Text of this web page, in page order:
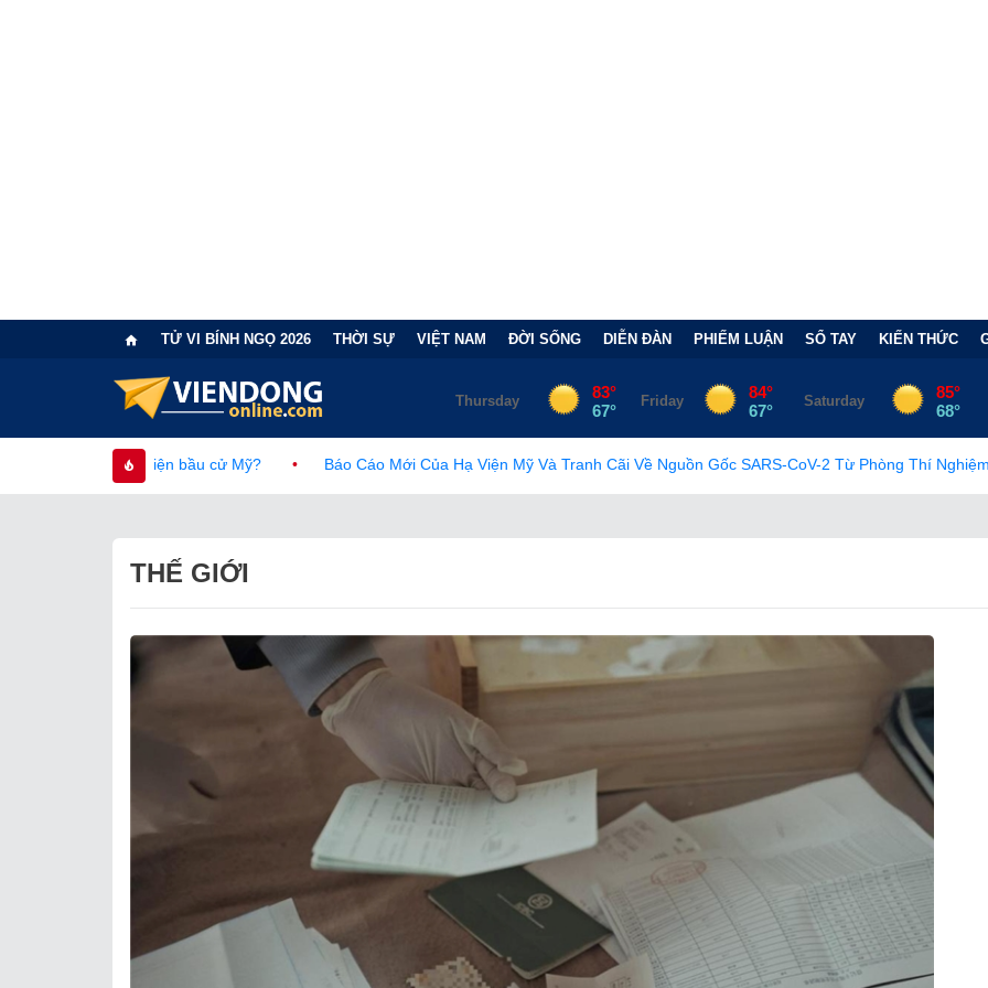
TỬ VI BÍNH NGỌ 2026 THỜI SỰ VIỆT NAM ĐỜI SỐNG DIỄN ĐÀN PHIẾM LUẬN SỔ TAY KIẾN THỨC
Báo Cáo Mới Của Hạ Viện Mỹ Và Tranh Cãi Về Nguồn Gốc SARS-CoV-2 Từ Phòng Thí Nghiệm • FCC Chính
THẾ GIỚI